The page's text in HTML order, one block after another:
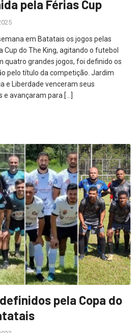
pela Férias Cup
em Batatais os jogos pelas
Cup do The King, agitando o futebol
quatro grandes jogos, foi definido os
pelo título da competição. Jardim
e Liberdade venceram seus
e avançaram para […]
pela Copa do